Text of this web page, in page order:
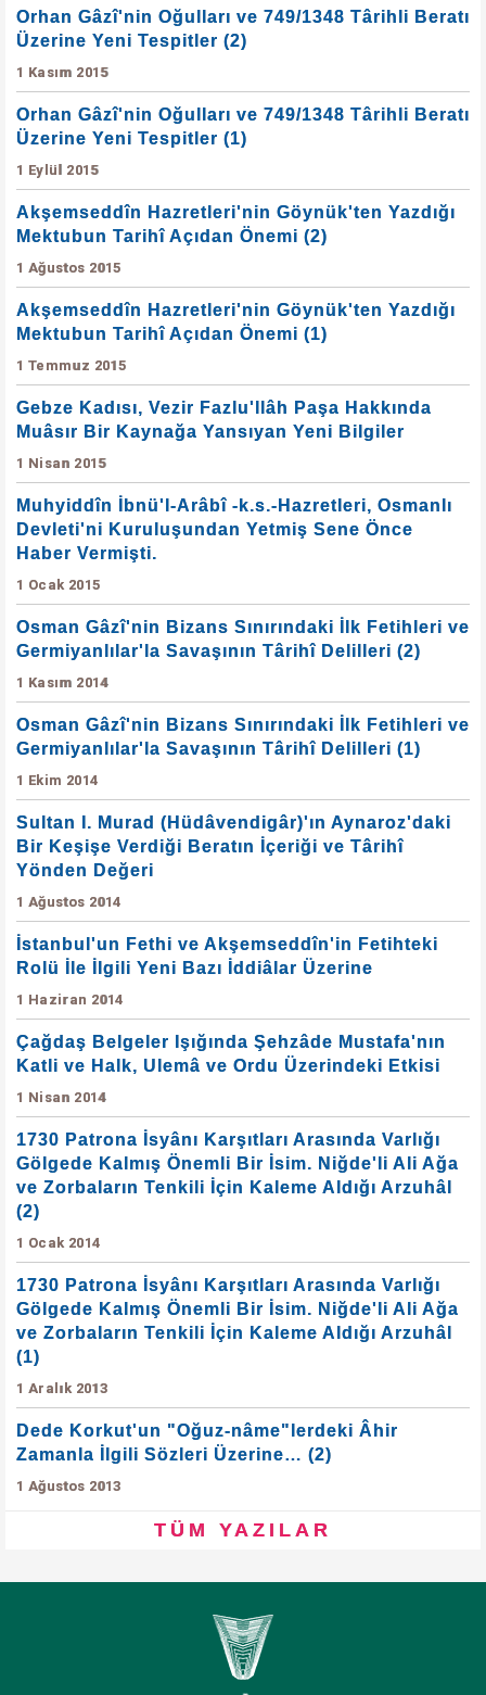
Orhan Gâzî'nin Oğulları ve 749/1348 Târihli Beratı
Üzerine Yeni Tespitler (2)
1 Kasım 2015
Orhan Gâzî'nin Oğulları ve 749/1348 Târihli Beratı
Üzerine Yeni Tespitler (1)
1 Eylül 2015
Akşemseddîn Hazretleri'nin Göynük'ten Yazdığı
Mektubun Tarihî Açıdan Önemi (2)
1 Ağustos 2015
Akşemseddîn Hazretleri'nin Göynük'ten Yazdığı
Mektubun Tarihî Açıdan Önemi (1)
1 Temmuz 2015
Gebze Kadısı, Vezir Fazlu'llâh Paşa Hakkında
Muâsır Bir Kaynağa Yansıyan Yeni Bilgiler
1 Nisan 2015
Muhyiddîn İbnü'l-Arâbî -k.s.-Hazretleri, Osmanlı
Devleti'ni Kuruluşundan Yetmiş Sene Önce
Haber Vermişti.
1 Ocak 2015
Osman Gâzî'nin Bizans Sınırındaki İlk Fetihleri ve
Germiyanlılar'la Savaşının Târihî Delilleri (2)
1 Kasım 2014
Osman Gâzî'nin Bizans Sınırındaki İlk Fetihleri ve
Germiyanlılar'la Savaşının Târihî Delilleri (1)
1 Ekim 2014
Sultan I. Murad (Hüdâvendigâr)'ın Aynaroz'daki
Bir Keşişe Verdiği Beratın İçeriği ve Târihî
Yönden Değeri
1 Ağustos 2014
İstanbul'un Fethi ve Akşemseddîn'in Fetihteki
Rolü İle İlgili Yeni Bazı İddiâlar Üzerine
1 Haziran 2014
Çağdaş Belgeler Işığında Şehzâde Mustafa'nın
Katli ve Halk, Ulemâ ve Ordu Üzerindeki Etkisi
1 Nisan 2014
1730 Patrona İsyânı Karşıtları Arasında Varlığı
Gölgede Kalmış Önemli Bir İsim. Niğde'li Ali Ağa
ve Zorbaların Tenkili İçin Kaleme Aldığı Arzuhâl
(2)
1 Ocak 2014
1730 Patrona İsyânı Karşıtları Arasında Varlığı
Gölgede Kalmış Önemli Bir İsim. Niğde'li Ali Ağa
ve Zorbaların Tenkili İçin Kaleme Aldığı Arzuhâl
(1)
1 Aralık 2013
Dede Korkut'un "Oğuz-nâme"lerdeki Âhir
Zamanla İlgili Sözleri Üzerine… (2)
1 Ağustos 2013
TÜM YAZILAR